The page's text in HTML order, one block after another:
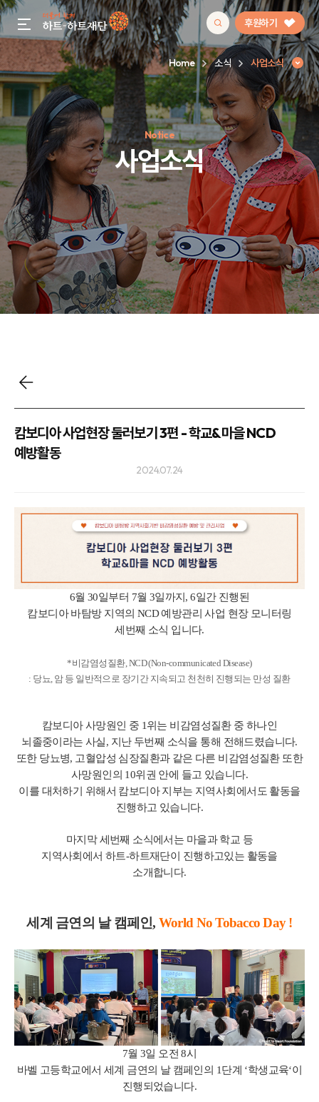
gnb menu open 후원하기
인기 키워드
#정기후원#하트플레이스#캠페인#팬덤후원
Home 소식 사업소식
Notice
사업소식
사업소식
캄보디아 사업현장 둘러보기 3편 - 학교&마을 NCD
예방활동
2024.07.24
6월 30일부터 7월 3일까지, 6일간 진행된
캄보디아 바탐방 지역의 NCD 예방관리 사업 현장 모니터링
세번째 소식 입니다.
*비감염성질환, NCD (Non-communicated Disease)
: 당뇨, 암 등 일반적으로 장기간 지속되고 천천히 진행되는 만성 질환
캄보디아 사망원인 중 1위는 비감염성질환 중 하나인
뇌졸중이라는 사실, 지난 두번째 소식을 통해 전해드렸습니다.
또한 당뇨병, 고혈압성 심장질환과 같은 다른 비감염성질환 또한
사망원인의 10위권 안에 들고 있습니다.
이를 대처하기 위해서 캄보디아 지부는 지역사회에서도 활동을
진행하고 있습니다.
마지막 세번째 소식에서는 마을과 학교 등
지역사회에서 하트-하트재단이 진행하고있는 활동을
소개합니다.
세계 금연의 날 캠페인, World No Tobacco Day !
7월 3일 오전 8시
바벨 고등학교에서 세계 금연의 날 캠페인의 1단계 ‘학생교육‘이
진행되었습니다.